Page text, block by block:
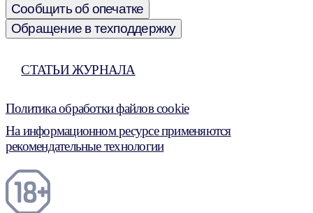
Сообщить об опечатке
Обращение в техподдержку
СТАТЬИ ЖУРНАЛА
Политика обработки файлов cookie
На информационном ресурсе применяются
рекомендательные технологии